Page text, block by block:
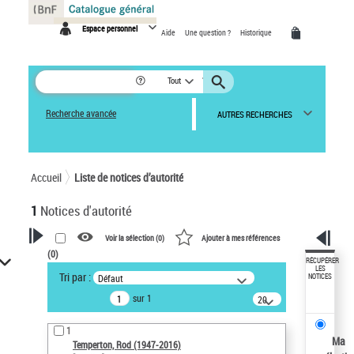
Espace personnel Aide Une question ? Historique
Tout
Recherche avancée AUTRES RECHERCHES
Accueil Liste de notices d’autorité
1 Notices d'autorité
VOTRE RECHERCHE
Recherche avancée dans les
notices d’autorité
Œuvres liées à l'auteur :
Temperton, Rod (1947-2016)
Voir la sélection (0) Ajouter à mes références
(0)
Tri par : Défaut
sur 1
20
résultats/page
1
Temperton, Rod (1947-2016)
RÉCUPÉRER
LES
NOTICES
Ma
Panneau de gestion des cookies